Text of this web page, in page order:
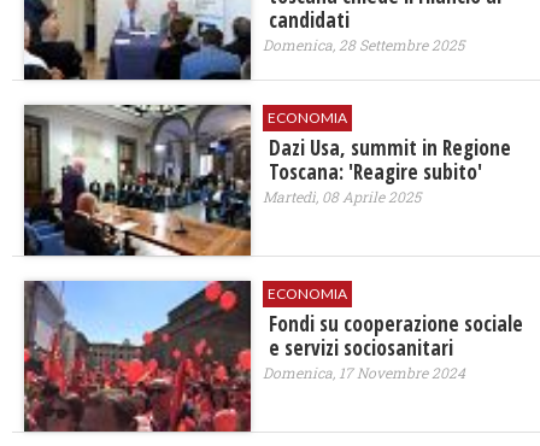
candidati
Domenica, 28 Settembre 2025
ECONOMIA
Dazi Usa, summit in Regione
Toscana: 'Reagire subito'
Martedì, 08 Aprile 2025
ECONOMIA
Fondi su cooperazione sociale
e servizi sociosanitari
Domenica, 17 Novembre 2024